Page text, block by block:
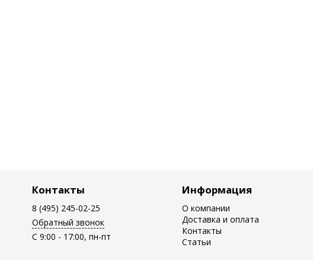
Контакты
8 (495) 245-02-25
Обратный звонок
C 9:00 - 17:00, пн-пт
Информация
О компании
Доставка и оплата
Контакты
Статьи